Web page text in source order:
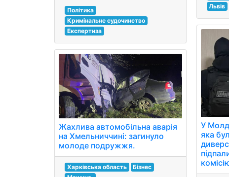
Політика
Кримінальне судочинство
Експертиза
Жахлива автомобільна аварія
на Хмельниччині: загинуло
молоде подружжя.
Харківська область
Бізнес
Львів
У
яка